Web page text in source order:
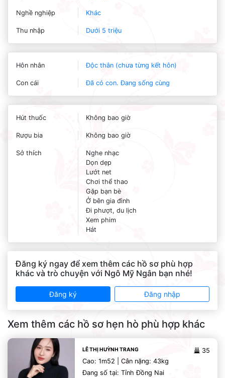
Nghề nghiệp Khác
Thu nhập Dưới 5 triệu
Hôn nhân Độc thân (chưa từng kết hôn)
Con cái Đã có con. Đang sống cùng
Hút thuốc Không bao giờ
Rượu bia Không bao giờ
Sở thích
Nghe nhạc
Dọn dẹp
Lướt net
Chơi thể thao
Gặp bạn bè
Ở bên gia đình
Đi phượt, du lịch
Xem phim
Hát
Đăng ký ngay để xem thêm các hồ sơ phù hợp
khác và trò chuyện với Ngô Mỹ Ngân bạn nhé!
Đăng ký Đăng nhập
Xem thêm các hồ sơ hẹn hò phù hợp khác
35
LÊ THỊ HUỲNH TRANG
Cao: 1m52 | Cân nặng: 43kg
Đang số tại: Tỉnh Đồng Nai